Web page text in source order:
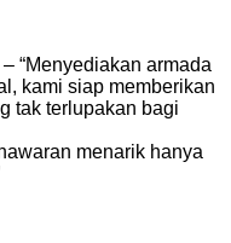
“Menyediakan armada
kami siap memberikan
tak terlupakan bagi
menarik hanya